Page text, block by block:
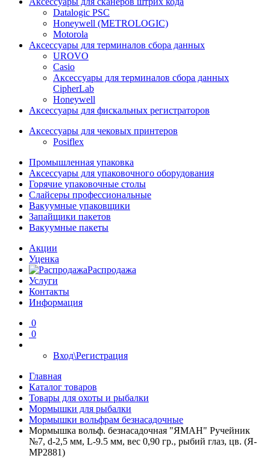
Datalogic PSC
Honeywell (METROLOGIC)
Motorola
Аксессуары для терминалов сбора данных
UROVO
Casio
Аксессуары для терминалов сбора данных
CipherLab
Honeywell
Аксессуары для фискальных регистраторов
Аксессуары для чековых принтеров
Posiflex
Промышленная упаковка
Аксессуары для упаковочного оборудования
Горячие упаковочные столы
Слайсеры профессиональные
Вакуумные упаковщики
Запайщики пакетов
Вакуумные пакеты
Акции
Уценка
Распродажа
Услуги
Контакты
Информация
0
0
Вход\Регистрация
Главная
Каталог товаров
Товары для охоты и рыбалки
Мормышки для рыбалки
Мормышки вольфрам безнасадочные
Мормышка вольф. безнасадочная "ЯМАН" Ручейник
№7, d-2,5 мм, L-9.5 мм, вес 0,90 гр., рыбий глаз, цв. (Я-
МР2881)